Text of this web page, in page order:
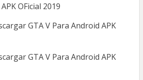
OFicial 2019
GTA V Para Android APK
GTA V Para Android APK